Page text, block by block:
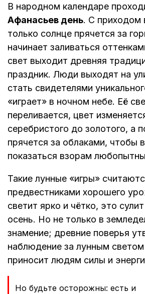
В народном календаре
Афанасьев день. С приходом
только солнце прячется за
начинает заливаться
свет выходит древняя
праздник. Люди выходят на
стать свидетелями
«играет» в ночном небе. Её
переливается, цвет
серебристого до золотого, а
прячется за облаками, чтобы
показаться взорам
Такие лунные «игры»
предвестниками хорошего
светит ярко и чётко, это
осень. Но не только в
знамение; древние поверья
наблюдение за лунным
приносит людям силы и
Но будьте осторожны: есть и